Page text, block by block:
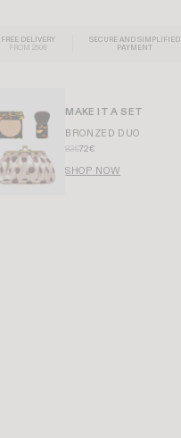
MAKE IT A SET
BRONZED DUO
83€72€
SHOP NOW
FREE DELIVERY
FROM 250€
SECURE AND SIMPLIFIED
PAYMENT